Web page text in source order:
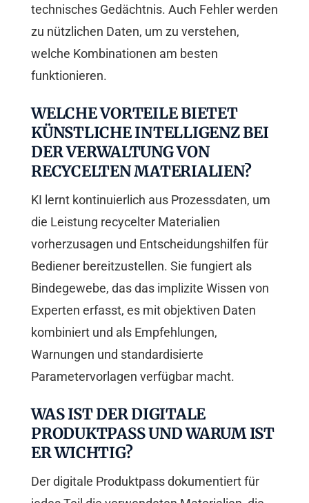
technisches Gedächtnis. Auch Fehler werden
zu nützlichen Daten, um zu verstehen,
welche Kombinationen am besten
funktionieren.
WELCHE VORTEILE BIETET
KÜNSTLICHE INTELLIGENZ BEI
DER VERWALTUNG VON
RECYCELTEN MATERIALIEN?
KI lernt kontinuierlich aus Prozessdaten, um
die Leistung recycelter Materialien
vorherzusagen und Entscheidungshilfen für
Bediener bereitzustellen. Sie fungiert als
Bindegewebe, das das implizite Wissen von
Experten erfasst, es mit objektiven Daten
kombiniert und als Empfehlungen,
Warnungen und standardisierte
Parametervorlagen verfügbar macht.
WAS IST DER DIGITALE
PRODUKTPASS UND WARUM IST
ER WICHTIG?
Der digitale Produktpass dokumentiert für